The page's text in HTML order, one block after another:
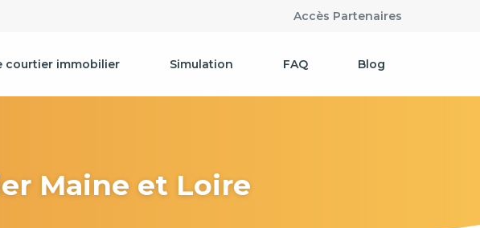
Accès Partenaires
courtier immobilier Simulation FAQ Blog
Maine et Loire